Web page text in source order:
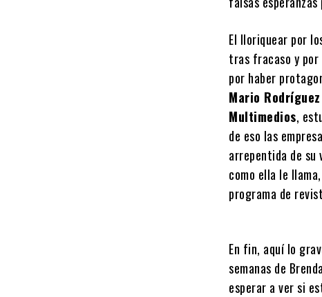
El lloriquear por
tras fracaso y por
por haber
Mario
Multimedios,
de eso las
arrepentida de su
como ella le
programa de
En fin, aquí lo
semanas de
esperar a ver si